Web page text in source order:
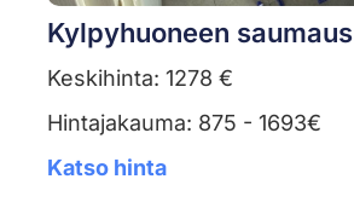
Kylpyhuoneen saumaus
Keskihinta: 1278 €
Hintajakauma: 875 - 1693€
Katso hinta